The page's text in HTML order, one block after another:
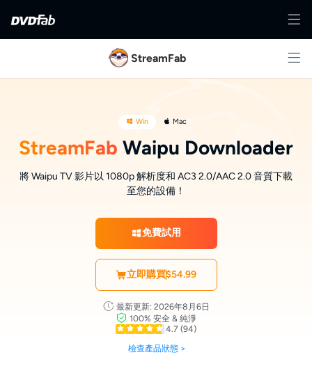
StreamFab
Win Mac
StreamFab Waipu Downloader
將 Waipu TV 影片以 1080p 解析度和 AC3 2.0/AAC 2.0 音質下載
至您的設備！
免費試用
立即購買$54.99
最新更新: 2026年8月6日
100% 安全 & 純淨
4.7 (94)
檢查產品狀態 >